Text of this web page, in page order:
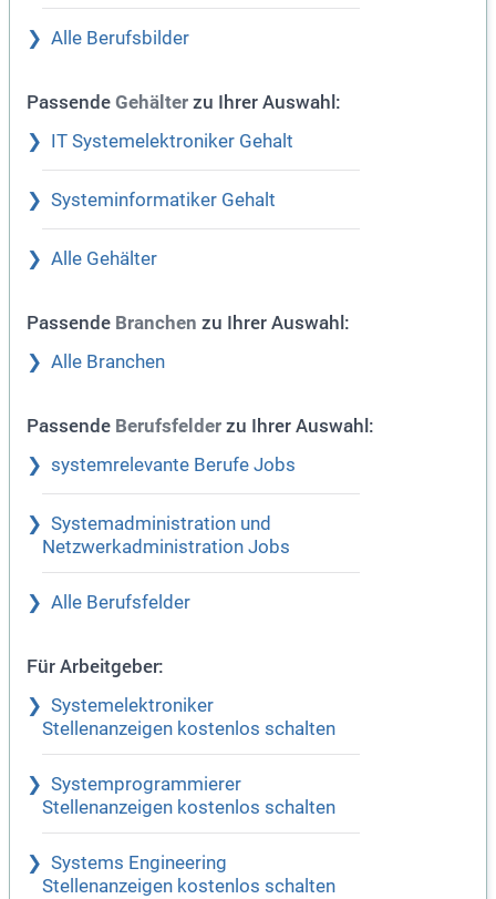
Alle Berufsbilder
Passende Gehälter zu Ihrer Auswahl:
IT Systemelektroniker Gehalt
Systeminformatiker Gehalt
Alle Gehälter
Passende Branchen zu Ihrer Auswahl:
Alle Branchen
Passende Berufsfelder zu Ihrer Auswahl:
systemrelevante Berufe Jobs
Systemadministration und
Netzwerkadministration Jobs
Alle Berufsfelder
Für Arbeitgeber:
Systemelektroniker
Stellenanzeigen kostenlos schalten
Systemprogrammierer
Stellenanzeigen kostenlos schalten
Systems Engineering
Stellenanzeigen kostenlos schalten